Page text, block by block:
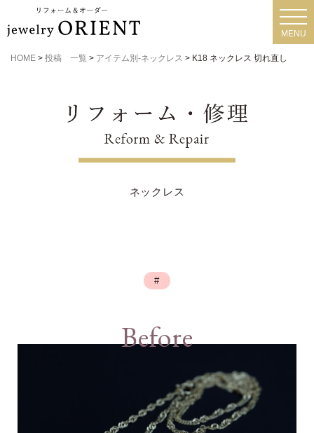
MENU
HOME > 投稿 一覧 > アイテム別-ネックレス > K18 ネックレス 切れ直し
ネックレス
#
Before